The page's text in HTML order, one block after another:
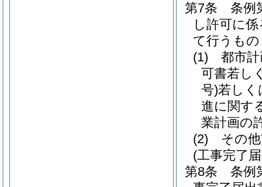
第7条
条例
し許可に
て行うも
(1)
都市
可書若し
号)若しく
進に関す
業計画の
(2)
その
(工事完了
第8条
条例